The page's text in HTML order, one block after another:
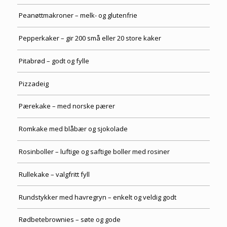
Peanøttmakroner – melk- og glutenfrie
Pepperkaker – gir 200 små eller 20 store kaker
Pitabrød – godt og fylle
Pizzadeig
Pærekake – med norske pærer
Romkake med blåbær og sjokolade
Rosinboller – luftige og saftige boller med rosiner
Rullekake – valgfritt fyll
Rundstykker med havregryn – enkelt og veldig godt
Rødbetebrownies – søte og gode